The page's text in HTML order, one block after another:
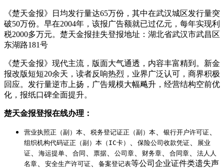
《楚天金报》日均发行量达65万份，其中在武汉城区发行量突
破50万份。早在2004年，该报广告额就已过亿元，每年实现利
税2000多万元。楚天金报挂失登报地址：湖北省武汉市武昌区
东湖路181号
《楚天金报》现代主流，版面大气通透，内容丰富精到。新金
报改版短短20余天，读者反响热烈，业界广泛认可，商界积极
回应。发行量逆市上扬，广告规模大幅飚升，经营结构空前优
化，报纸口碑全面提升。
楚天金报登报在线办理：
营业执照正（副）本 税务登记证正（副）本 银行开户许可证
组织机构代码证正（副）本（IC卡） 保险公司收款凭证
展业
证
海运提单 合同 票据 公司章 财务章 合同章
法人人
名章
安全生产许可证 备案登记表等公司企业证件类遗失声